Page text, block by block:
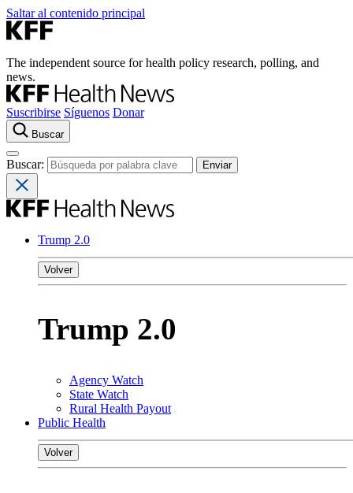
Saltar al contenido principal
The independent source for health policy research, polling, and
news.
Suscribirse Síguenos Donar
Buscar
Buscar:
Trump 2.0
Volver
Trump 2.0
Agency Watch
State Watch
Rural Health Payout
Public Health
Volver